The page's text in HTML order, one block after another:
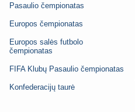
Pasaulio čempionatas
Europos čempionatas
Europos salės futbolo
čempionatas
FIFA Klubų Pasaulio čempionatas
Konfederacijų taurė